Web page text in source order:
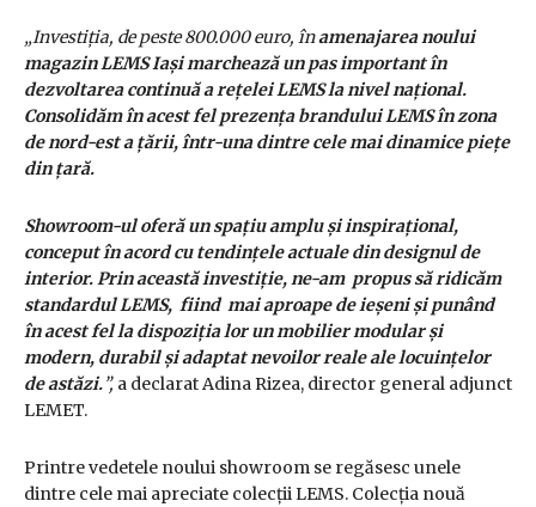
„Investiția, de peste 800.000 euro, înamenajarea noului
magazin LEMS Iași marchează un pas important în
dezvoltarea continuă a rețelei LEMS la nivel național.
Consolidăm în acest fel prezența brandului LEMS în zona
de nord-est a țării, într-una dintre cele mai dinamice piețe
din țară.
Showroom-ul oferă un spațiu amplu și inspirațional,
conceput în acord cu tendințele actuale din designul de
interior. Prin această investiție, ne-am propus să ridicăm
standardul LEMS, fiind mai aproape de ieșeni și punând
în acest fel la dispoziția lor un mobilier modular și
modern, durabil și adaptat nevoilor reale ale locuințelor
de astăzi.”, a declarat Adina Rizea, director general adjunct
LEMET.
Printre vedetele noului showroom se regăsesc unele
dintre cele mai apreciate colecții LEMS. Colecția nouă